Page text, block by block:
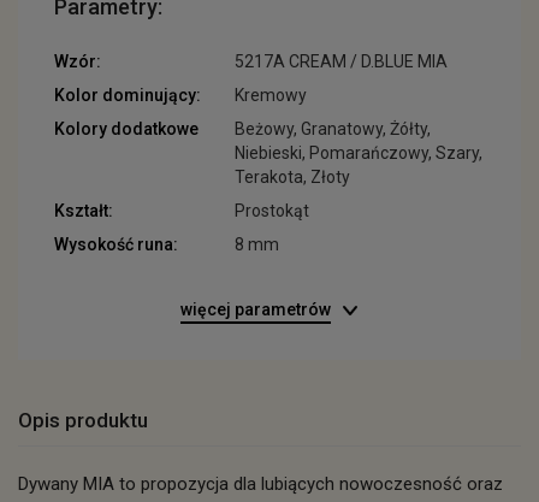
Parametry:
Wzór:
5217A CREAM / D.BLUE MIA
Kolor dominujący:
Kremowy
Kolory dodatkowe
Beżowy, Granatowy, Żółty,
Niebieski, Pomarańczowy, Szary,
Terakota, Złoty
Kształt:
Prostokąt
Wysokość runa:
8 mm
więcej parametrów
Opis produktu
Dywany MIA to propozycja dla lubiących nowoczesność oraz